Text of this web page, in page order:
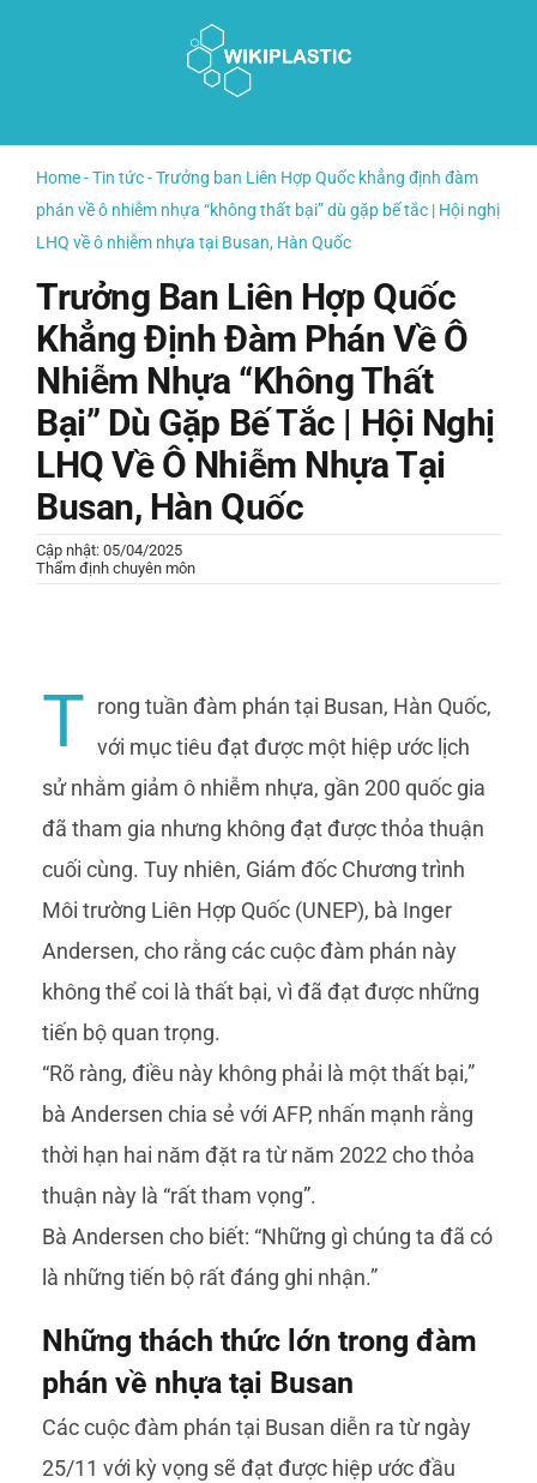
Home-Tin tức-Trưởng ban Liên Hợp Quốc khẳng định đàm
phán về ô nhiễm nhựa “không thất bại” dù gặp bế tắc | Hội nghị
LHQ về ô nhiễm nhựa tại Busan, Hàn Quốc
Trưởng Ban Liên Hợp Quốc
Khẳng Định Đàm Phán Về Ô
Nhiễm Nhựa “không Thất
Bại” Dù Gặp Bế Tắc | Hội Nghị
LHQ Về Ô Nhiễm Nhựa Tại
Busan, Hàn Quốc
Cập nhật: 05/04/2025
Thẩm định chuyên môn
T rong tuần đàm phán tại Busan, Hàn Quốc,
với mục tiêu đạt được một hiệp ước lịch
sử nhằm giảm ô nhiễm nhựa, gần 200 quốc gia
đã tham gia nhưng không đạt được thỏa thuận
cuối cùng. Tuy nhiên, Giám đốc Chương trình
Môi trường Liên Hợp Quốc (UNEP), bà Inger
Andersen, cho rằng các cuộc đàm phán này
không thể coi là thất bại, vì đã đạt được những
tiến bộ quan trọng.
“Rõ ràng, điều này không phải là một thất bại,”
bà Andersen chia sẻ với AFP, nhấn mạnh rằng
thời hạn hai năm đặt ra từ năm 2022 cho thỏa
thuận này là “rất tham vọng”.
Bà Andersen cho biết: “Những gì chúng ta đã có
là những tiến bộ rất đáng ghi nhận.”
Những thách thức lớn trong đàm
phán về nhựa tại Busan
Các cuộc đàm phán tại Busan diễn ra từ ngày
25/11 với kỳ vọng sẽ đạt được hiệp ước đầu